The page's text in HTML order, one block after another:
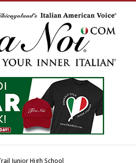
Junior High School